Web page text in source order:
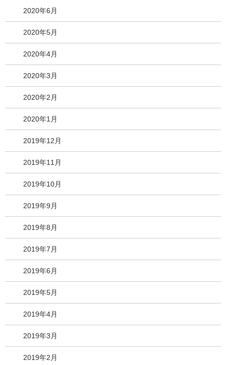
2020年6月
2020年5月
2020年4月
2020年3月
2020年2月
2020年1月
2019年12月
2019年11月
2019年10月
2019年9月
2019年8月
2019年7月
2019年6月
2019年5月
2019年4月
2019年3月
2019年2月